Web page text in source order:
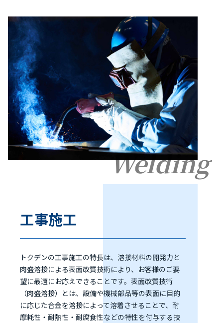
Welding
工事施工
トクデンの工事施工の特長は、溶接材料の開発力と
肉盛溶接による表面改質技術により、お客様のご要
望に最適にお応えできることです。表面改質技術
（肉盛溶接）とは、設備や機械部品等の表面に目的
に応じた合金を溶接によって溶着させることで、耐
摩耗性・耐熱性・耐腐食性などの特性を付与する技